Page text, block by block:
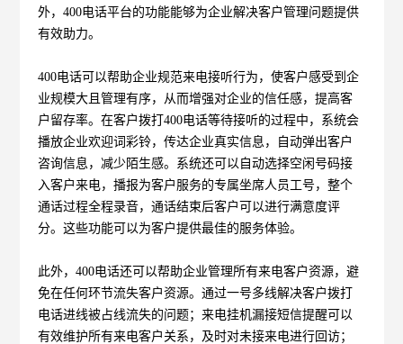
外，400电话平台的功能能够为企业解决客户管理问题提供
有效助力。
400电话可以帮助企业规范来电接听行为，使客户感受到企
业规模大且管理有序，从而增强对企业的信任感，提高客
户留存率。在客户拨打400电话等待接听的过程中，系统会
播放企业欢迎词彩铃，传达企业真实信息，自动弹出客户
咨询信息，减少陌生感。系统还可以自动选择空闲号码接
入客户来电，播报为客户服务的专属坐席人员工号，整个
通话过程全程录音，通话结束后客户可以进行满意度评
分。这些功能可以为客户提供最佳的服务体验。
此外，400电话还可以帮助企业管理所有来电客户资源，避
免在任何环节流失客户资源。通过一号多线解决客户拨打
电话进线被占线流失的问题；来电挂机漏接短信提醒可以
有效维护所有来电客户关系，及时对未接来电进行回访；